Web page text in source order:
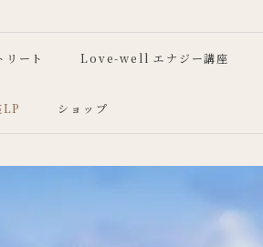
リート Love-well エナジー講座
ショップ